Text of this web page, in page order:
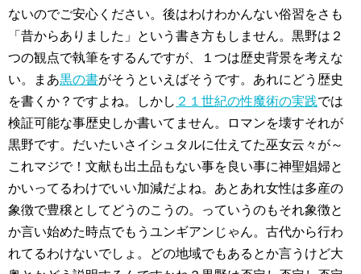
ないのでご安心ください。後はわけわかんない俗習をさも
「昔からありました」という書き方もしません。黒野は２
つの観点で執筆をするんですが、１つは歴史背景を考えな
い。まあ黒の書がそうといえばそうです。あれにどう歴史
を書くか？ですよね。しかし ２１世紀の性魔術の実践では
検証可能な事歴史しか書いてません。ロマンを壊すそれが
黒野です。だいたいさイシュタルに仕えてた巫女云々が～
これマジで！文献も出土品もない事を良い事に神聖娼婦と
かいってるわけでいい加減だよね。あとあれ女性は多産の
象徴で豊穣としてどうのこうの。っていうのもそれ象徴と
か言い始めた時点でもうユンギアンじゃん。古代から行わ
れてるわけないでしょ。どの地域でもあるとか言うけど大